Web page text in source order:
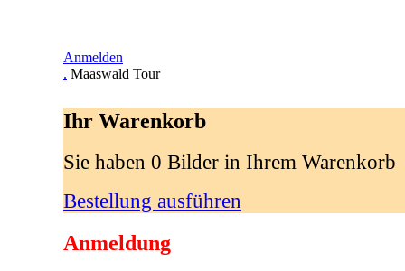
Anmelden
. Maaswald Tour
Ihr Warenkorb
Sie haben 0 Bilder in Ihrem Warenkorb
Bestellung ausführen
Anmeldung